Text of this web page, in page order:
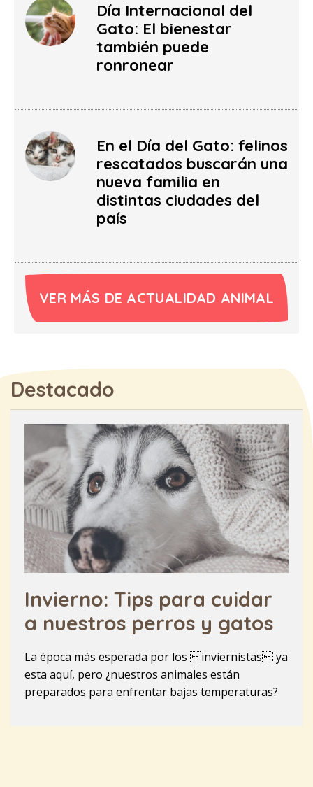
Día Internacional del
Gato: El bienestar
también puede
ronronear
En el Día del Gato: felinos
rescatados buscarán una
nueva familia en
distintas ciudades del
país
VER MÁS DE ACTUALIDAD ANIMAL
Destacado
Invierno: Tips para cuidar
a nuestros perros y gatos
La época más esperada por los inviernistas ya
esta aquí, pero ¿nuestros animales están
preparados para enfrentar bajas temperaturas?